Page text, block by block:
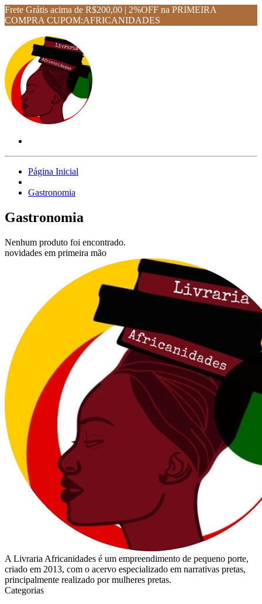
Frete Grátis acima de R$200,00 | 2%OFF na PRIMEIRA
COMPRA CUPOM:AFRICANIDADES
Página Inicial
Gastronomia
Gastronomia
Nenhum produto foi encontrado.
novidades em primeira mão
A Livraria Africanidades é um empreendimento de pequeno porte,
criado em 2013, com o acervo especializado em narrativas pretas,
principalmente realizado por mulheres pretas.
Categorias